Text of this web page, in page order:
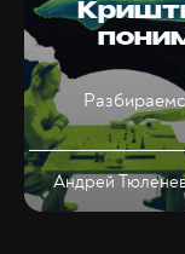
Андрей